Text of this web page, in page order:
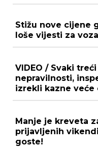
Stižu nove cijene
loše vijesti za
VIDEO / Svaki
nepravilnosti,
izrekli kazne veće
Manje je kreveta
prijavljenih
goste!